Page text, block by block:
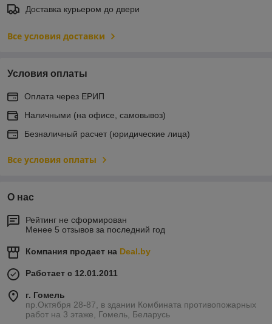
Доставка курьером до двери
Все условия доставки
Условия оплаты
Оплата через ЕРИП
Наличными (на офисе, самовывоз)
Безналичный расчет (юридические лица)
Все условия оплаты
О нас
Рейтинг не сформирован
Менее 5 отзывов за последний год
Компания продает на Deal.by
Работает с 12.01.2011
г. Гомель
пр.Октября 28-87, в здании Комбината противопожарных
работ на 3 этаже, Гомель, Беларусь